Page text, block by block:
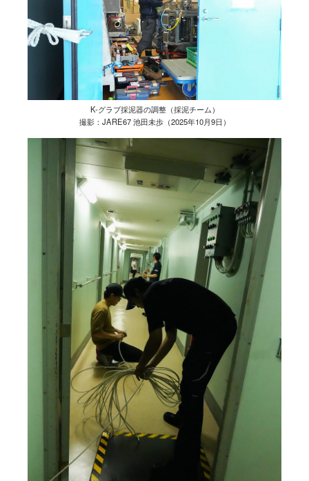
K-グラブ採泥器の調整（採泥チーム）
撮影：JARE67 池田未歩（2025年10月9日）